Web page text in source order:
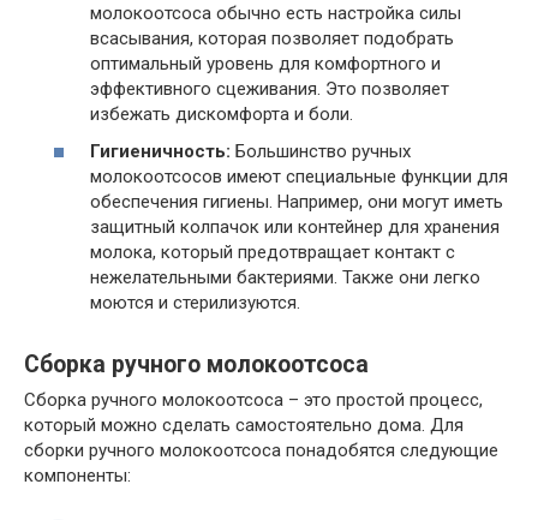
молокоотсоса обычно есть настройка силы
всасывания, которая позволяет подобрать
оптимальный уровень для комфортного и
эффективного сцеживания. Это позволяет
избежать дискомфорта и боли.
Гигиеничность: Большинство ручных
молокоотсосов имеют специальные функции для
обеспечения гигиены. Например, они могут иметь
защитный колпачок или контейнер для хранения
молока, который предотвращает контакт с
нежелательными бактериями. Также они легко
моются и стерилизуются.
Сборка ручного молокоотсоса
Сборка ручного молокоотсоса – это простой процесс,
который можно сделать самостоятельно дома. Для
сборки ручного молокоотсоса понадобятся следующие
компоненты: